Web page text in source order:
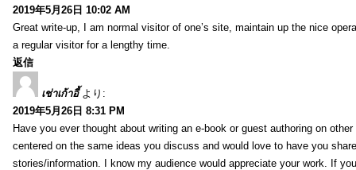
2019年5月26日 10:02 AM
Great write-up, I am normal visitor of one’s site, maintain up the nice
a regular visitor for a lengthy time.
返信
เช่าเก้าอี้ より:
2019年5月26日 8:31 PM
Have you ever thought about writing an e-book or guest authoring on
centered on the same ideas you discuss and would love to have you
stories/information. I know my audience would appreciate your work. If